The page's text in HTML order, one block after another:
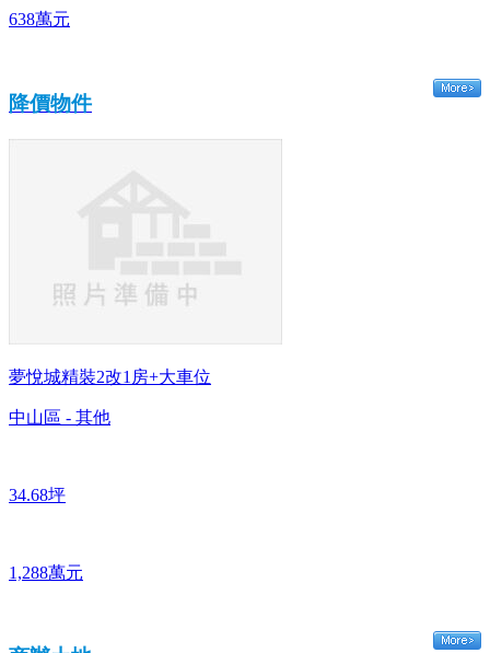
638萬元
降價物件
夢悅城精裝2改1房+大車位
中山區 - 其他
34.68坪
1,288萬元